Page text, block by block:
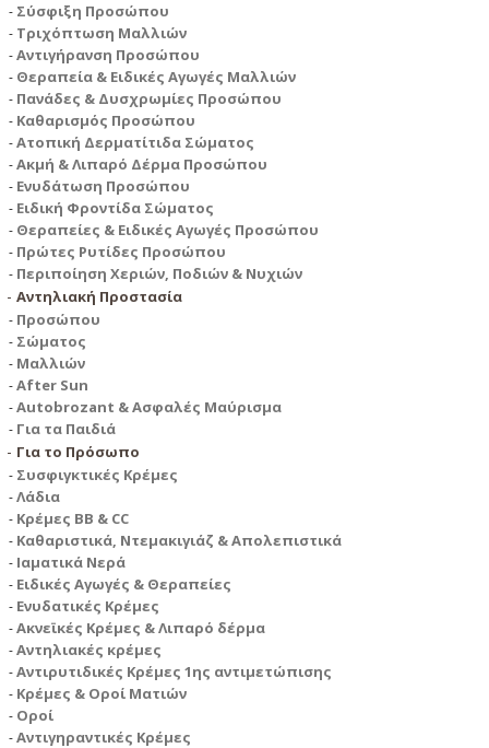
Σύσφιξη Προσώπου
Τριχόπτωση Μαλλιών
Αντιγήρανση Προσώπου
Θεραπεία & Ειδικές Αγωγές Μαλλιών
Πανάδες & Δυσχρωμίες Προσώπου
Καθαρισμός Προσώπου
Ατοπική Δερματίτιδα Σώματος
Ακμή & Λιπαρό Δέρμα Προσώπου
Ενυδάτωση Προσώπου
Ειδική Φροντίδα Σώματος
Θεραπείες & Ειδικές Αγωγές Προσώπου
Πρώτες Ρυτίδες Προσώπου
Περιποίηση Χεριών, Ποδιών & Νυχιών
Αντηλιακή Προστασία
Προσώπου
Σώματος
Μαλλιών
After Sun
Autobrozant & Ασφαλές Μαύρισμα
Για τα Παιδιά
Για το Πρόσωπο
Συσφιγκτικές Κρέμες
Λάδια
Κρέμες BB & CC
Καθαριστικά, Ντεμακιγιάζ & Απολεπιστικά
Ιαματικά Νερά
Ειδικές Αγωγές & Θεραπείες
Ενυδατικές Κρέμες
Ακνεϊκές Κρέμες & Λιπαρό δέρμα
Αντηλιακές κρέμες
Αντιρυτιδικές Κρέμες 1ης αντιμετώπισης
Κρέμες & Οροί Ματιών
Οροί
Αντιγηραντικές Κρέμες